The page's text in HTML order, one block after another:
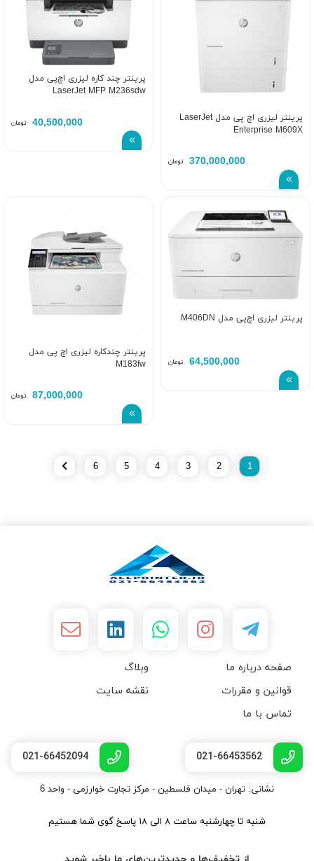
پرینتر لیزری اچ پی مدل LaserJet
Enterprise M609X
370,000,000 تومان
پرینتر چند کاره لیزری اچ‌پی مدل
LaserJet MFP M236sdw
40,500,000 تومان
پرینتر لیزری اچ‌پی مدل M406DN
64,500,000 تومان
پرینتر چندکاره لیزری اچ پی مدل
M183fw
87,000,000 تومان
1
2
3
4
5
6
صفحه درباره ما
وبلاگ
قوانین و مقررات
نقشه سایت
تماس با ما
021-66453562
021-66452094
نشانی: تهران - میدان فلسطین - مرکز تجارت خوارزمی - واحد 6
شنبه تا چهارشنبه ساعت ۸ الی ۱۸ پاسخ گوی شما هستیم